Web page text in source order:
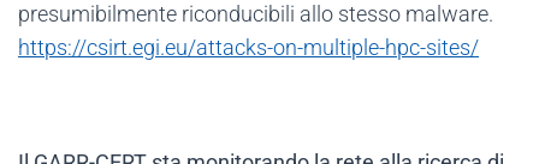
presumibilmente riconducibili allo stesso malware.
https://csirt.egi.eu/attacks-on-multiple-hpc-sites/